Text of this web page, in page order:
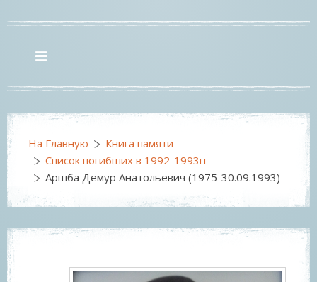
На Главную
Книга памяти
Список погибших в 1992-1993гг
Аршба Демур Анатольевич (1975-30.09.1993)